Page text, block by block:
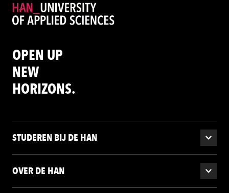
OPEN UP
NEW
HORIZONS.
STUDEREN BIJ DE HAN
OVER DE HAN